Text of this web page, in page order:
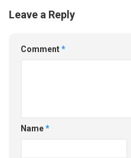
Leave a Reply
Comment*
Name*